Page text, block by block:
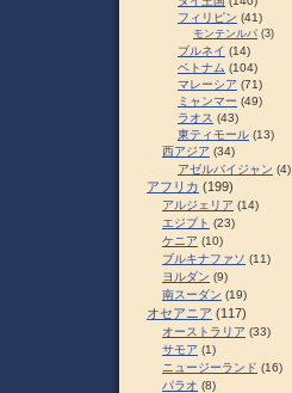
フィリピン (41)
モンテンルパ (3)
ブルネイ (14)
ベトナム (104)
マレーシア (71)
ミャンマー (49)
ラオス (43)
東ティモール (13)
西アジア (34)
アゼルバイジャン (4)
アフリカ (199)
アルジェリア (14)
エジプト (23)
ケニア (10)
ブルキナファソ (11)
ヨルダン (9)
南スーダン (19)
オセアニア (117)
オーストラリア (33)
サモア (1)
ニュージーランド (16)
パラオ (8)